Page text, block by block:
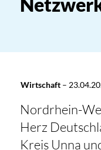
Wirtschaft–
Nordrhein-
Herz
Kreis Unna